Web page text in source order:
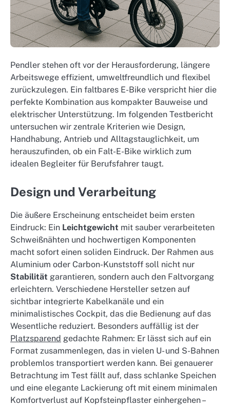
Pendler stehen oft vor der Herausforderung, längere
Arbeitswege effizient, umweltfreundlich und flexibel
zurückzulegen. Ein faltbares E-Bike verspricht hier die
perfekte Kombination aus kompakter Bauweise und
elektrischer Unterstützung. Im folgenden Testbericht
untersuchen wir zentrale Kriterien wie Design,
Handhabung, Antrieb und Alltagstauglichkeit, um
herauszufinden, ob ein Falt-E-Bike wirklich zum
idealen Begleiter für Berufsfahrer taugt.
Design und Verarbeitung
Die äußere Erscheinung entscheidet beim ersten
Eindruck: Ein Leichtgewicht mit sauber verarbeiteten
Schweißnähten und hochwertigen Komponenten
macht sofort einen soliden Eindruck. Der Rahmen aus
Aluminium oder Carbon-Kunststoff soll nicht nur
Stabilität garantieren, sondern auch den Faltvorgang
erleichtern. Verschiedene Hersteller setzen auf
sichtbar integrierte Kabelkanäle und ein
minimalistisches Cockpit, das die Bedienung auf das
Wesentliche reduziert. Besonders auffällig ist der
Platzsparend gedachte Rahmen: Er lässt sich auf ein
Format zusammenlegen, das in vielen U- und S-Bahnen
problemlos transportiert werden kann. Bei genauerer
Betrachtung im Test fällt auf, dass schlanke Speichen
und eine elegante Lackierung oft mit einem minimalen
Komfortverlust auf Kopfsteinpflaster einhergehen –